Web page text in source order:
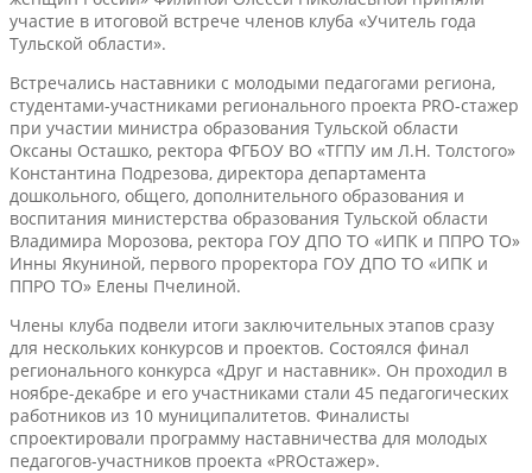
участие в итоговой встрече членов клуба «Учитель года
Тульской области».
Встречались наставники с молодыми педагогами региона,
студентами-участниками регионального проекта PRO-стажер
при участии министра образования Тульской области
Оксаны Осташко, ректора ФГБОУ ВО «ТГПУ им Л.Н. Толстого»
Константина Подрезова, директора департамента
дошкольного, общего, дополнительного образования и
воспитания министерства образования Тульской области
Владимира Морозова, ректора ГОУ ДПО ТО «ИПК и ППРО ТО»
Инны Якуниной, первого проректора ГОУ ДПО ТО «ИПК и
ППРО ТО» Елены Пчелиной.
Члены клуба подвели итоги заключительных этапов сразу
для нескольких конкурсов и проектов. Состоялся финал
регионального конкурса «Друг и наставник». Он проходил в
ноябре-декабре и его участниками стали 45 педагогических
работников из 10 муниципалитетов. Финалисты
спроектировали программу наставничества для молодых
педагогов-участников проекта «PROстажер».